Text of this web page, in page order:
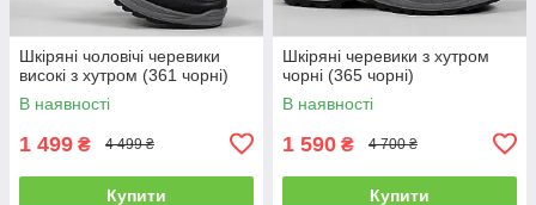
Шкіряні чоловічі черевики
високі з хутром (361 чорні)
В наявності
1 499 ₴ 4 499 ₴
Купити
Шкіряні черевики з хутром
чорні (365 чорні)
В наявності
1 590 ₴ 4 700 ₴
Купити